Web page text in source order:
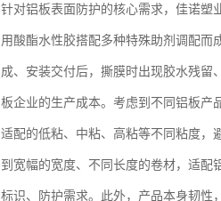
针对铝板表面防护的核心需求，佳诺塑
用酸酯水性胶搭配多种特殊助剂调配而
成、安装交付后，撕膜时出现胶水残留
板企业的生产成本。考虑到不同铝板产
适配的低粘、中粘、高粘等不同粘度，
到宽幅的宽度、不同长度的卷材，适配
标识、防护需求。此外，产品本身韧性